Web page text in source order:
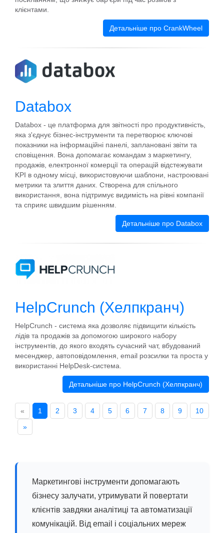
клієнтами.
Детальніше про CrankWheel
Databox
Databox - це платформа для звітності про продуктивність,
яка з'єднує бізнес-інструменти та перетворює ключові
показники на інформаційні панелі, заплановані звіти та
сповіщення. Вона допомагає командам з маркетингу,
продажів, електронної комерції та операцій відстежувати
KPI в одному місці, використовуючи шаблони, настроювані
метрики та злиття даних. Створена для спільного
використання, вона підтримує видимість на рівні компанії
та сприяє швидшим рішенням.
Детальніше про Databox
HelpCrunch (Хелпкранч)
HelpCrunch - система яка дозволяє підвищити кількість
лідів та продажів за допомогою широкого набору
інструментів, до якого входять сучасний чат, вбудований
месенджер, автоповідомлення, email розсилки та проста у
використанні HelpDesk-система.
Детальніше про HelpCrunch (Хелпкранч)
« 1 2 3 4 5 6 7 8 9
10
»
Маркетингові інструменти допомагають
бізнесу залучати, утримувати й повертати
клієнтів завдяки аналітиці та автоматизації
комунікацій. Від email і соціальних мереж